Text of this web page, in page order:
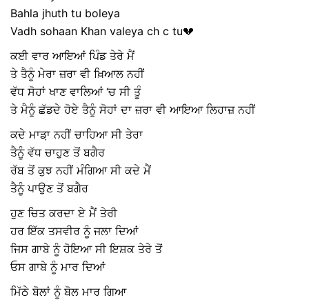
Bahla jhuth tu boleya
Vadh sohaan Khan valeya ch c tu💔
ਕਈ ਵਾਰ ਆਇਆਂ ਪਿੰਡ ਤੇਰੇ ਮੈਂ
ਤੇ ਤੈਨੂੰ ਮੇਰਾ ਜ਼ਰਾ ਵੀ ਖ਼ਿਆਲ ਨਹੀਂ
ਵੱਧ ਸੋਹਾਂ ਖਾਣ ਵਾਲਿਆਂ ‘ਚ ਸੀ ਤੂੰ
ਤੇ ਮੈਨੂੰ ਛੱਡਦੇ ਹੋਏ ਤੈਨੂੰ ਸੋਹਾਂ ਦਾ ਜ਼ਰਾ ਵੀ ਆਇਆ ਲਿਹਾਜ਼ ਨਹੀਂ
ਕਦੇ ਮਾਡ਼ਾ ਨਹੀਂ ਚਾਹਿਆ ਸੀ ਤੇਰਾ
ਤੈਨੂੰ ਵੱਧ ਚਾਹੁਣ ਤੋਂ ਬਗੈਰ
ਰੱਬ ਤੋਂ ਕੁਝ ਨਹੀਂ ਮੰਗਿਆ ਸੀ ਕਦੇ ਮੈਂ
ਤੈਨੂੰ ਪਾਉਣ ਤੋਂ ਬਗੈਰ
ਹੁਣ ਚਿਤ ਕਰਦਾ ਏ ਮੈਂ ਤੇਰੀ
ਹਰ ਇੱਕ ਤਸਵੀਰ ਨੂੰ ਜਲਾ ਦਿਆਂ
ਜਿਸ ਗਾਬੇ ਨੂੰ ਹੋਇਆ ਸੀ ਇਸ਼ਕ ਤੇਰੇ ਤੋਂ
ਓਸ ਗਾਬੇ ਨੂੰ ਮਾਰ ਦਿਆਂ
ਮਿੱਠੇ ਬੋਲਾਂ ਨੂੰ ਬੋਲ ਮਾਰ ਗਿਆ